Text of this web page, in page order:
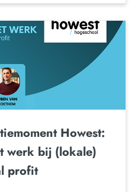
Howest:
werk bij (lokale)
profit